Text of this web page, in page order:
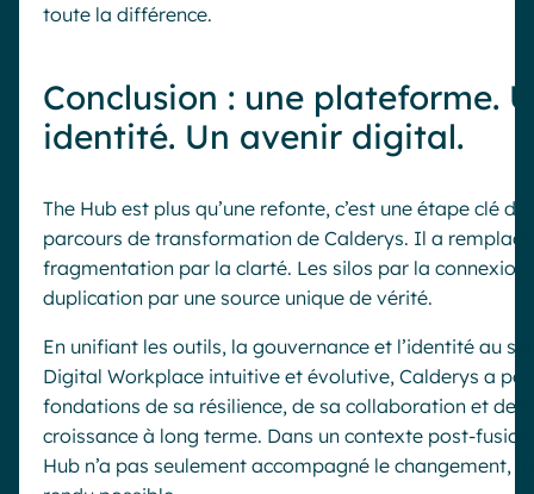
toute la différence.
Conclusion : une plateforme.
identité. Un avenir digital.
The Hub est plus qu’une refonte, c’est une étape clé
parcours de transformation de Calderys. Il a
fragmentation par la clarté. Les silos par la
duplication par une source unique de vérité.
En unifiant les outils, la gouvernance et l’identité au
Digital Workplace intuitive et évolutive, Calderys a
fondations de sa résilience, de sa collaboration et de
croissance à long terme. Dans un contexte post-
Hub n’a pas seulement accompagné le changement, il